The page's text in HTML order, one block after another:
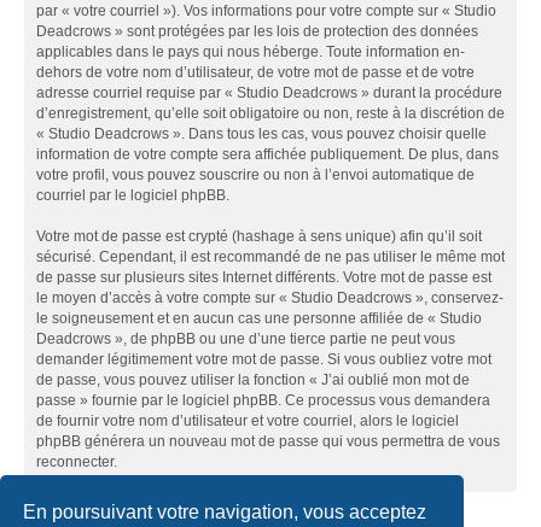
En poursuivant votre navigation, vous acceptez
par « votre courriel »). Vos informations pour votre compte sur « Studio
Deadcrows » sont protégées par les lois de protection des données
applicables dans le pays qui nous héberge. Toute information en-
dehors de votre nom d’utilisateur, de votre mot de passe et de votre
adresse courriel requise par « Studio Deadcrows » durant la procédure
d’enregistrement, qu’elle soit obligatoire ou non, reste à la discrétion de
« Studio Deadcrows ». Dans tous les cas, vous pouvez choisir quelle
information de votre compte sera affichée publiquement. De plus, dans
votre profil, vous pouvez souscrire ou non à l’envoi automatique de
courriel par le logiciel phpBB.
Votre mot de passe est crypté (hashage à sens unique) afin qu’il soit
sécurisé. Cependant, il est recommandé de ne pas utiliser le même mot
de passe sur plusieurs sites Internet différents. Votre mot de passe est
le moyen d’accès à votre compte sur « Studio Deadcrows », conservez-
le soigneusement et en aucun cas une personne affiliée de « Studio
Deadcrows », de phpBB ou une d’une tierce partie ne peut vous
demander légitimement votre mot de passe. Si vous oubliez votre mot
de passe, vous pouvez utiliser la fonction « J’ai oublié mon mot de
passe » fournie par le logiciel phpBB. Ce processus vous demandera
de fournir votre nom d’utilisateur et votre courriel, alors le logiciel
phpBB générera un nouveau mot de passe qui vous permettra de vous
reconnecter.